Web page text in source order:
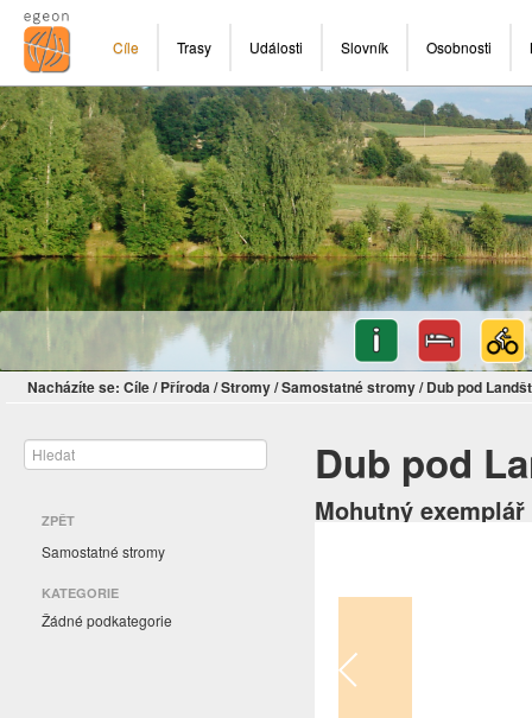
Cíle Trasy Události Slovník Osobnosti
Nacházíte se: Cíle/ Příroda/Stromy/Samostatné stromy/ Dub pod
ZPĚT
Samostatné stromy
KATEGORIE
Žádné podkategorie
Dub pod
Mohutný